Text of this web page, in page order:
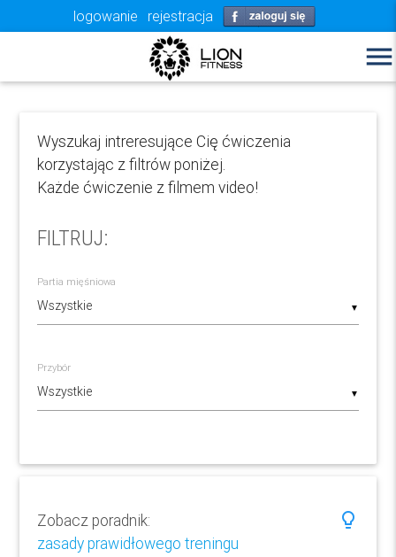
logowanie rejestracja
menu
Wyszukaj intreresujące Cię ćwiczenia
korzystając z filtrów poniżej.
Każde ćwiczenie z filmem video!
FILTRUJ:
▼
Partia mięśniowa
▼
Przybór
Zobacz poradnik: lightbulb_outline
zasady prawidłowego treningu